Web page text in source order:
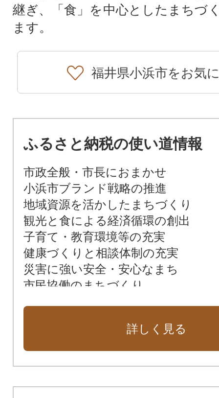
継ぎ、「食」を中心としたまちづ
ます。
福井県小浜市をお気
ふるさと納税の使い道情報
市政全般・市長におまかせ
小浜市ブランド戦略の推進
地域資源を活かしたまちづくり
観光と食による経済循環の創出
子育て・教育環境等の充実
健康づくりと相談体制の充実
災害に強い安全・安心なまち
市民協働のまちづくり
詳しく見る